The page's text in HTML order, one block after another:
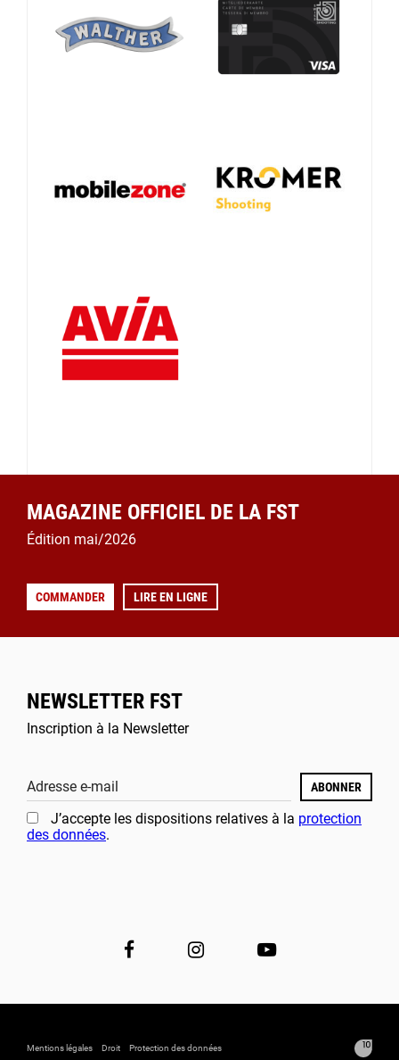
MAGAZINE OFFICIEL DE LA FST
Édition mai/2026
COMMANDER LIRE EN LIGNE
NEWSLETTER FST
Inscription à la Newsletter
Adresse e-mail ABONNER
J’accepte les dispositions relatives à la protection
des données.
Mentions légales Droit Protection des données